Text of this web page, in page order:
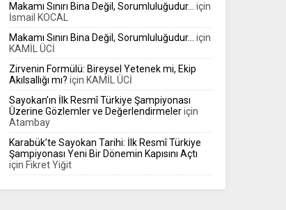
Makamı Sınırı Bina Değil, Sorumluluğudur… için
İsmail KOCAL
Makamı Sınırı Bina Değil, Sorumluluğudur… için
KAMİL ÜCİ
Zirvenin Formülü: Bireysel Yetenek mi, Ekip
Akılsallığı mı? için KAMİL ÜCİ
Sayokan’ın İlk Resmî Türkiye Şampiyonası
Üzerine Gözlemler ve Değerlendirmeleriçin
Atambay
Karabük’te Sayokan Tarihi: İlk Resmî Türkiye
Şampiyonası Yeni Bir Dönemin Kapısını Açtı
için Fikret Yiğit